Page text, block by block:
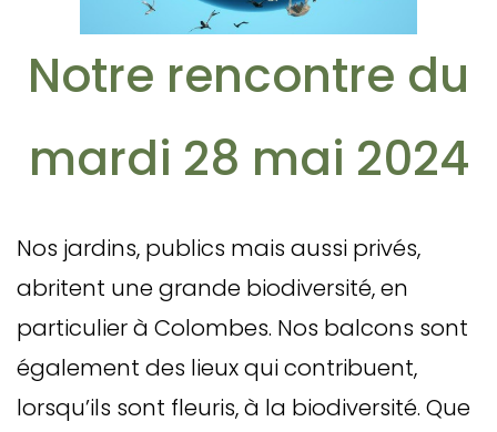
Notre rencontre du
mardi 28 mai 2024
Nos jardins, publics mais aussi privés,
abritent une grande biodiversité, en
particulier à Colombes. Nos balcons sont
également des lieux qui contribuent,
lorsqu’ils sont fleuris, à la biodiversité. Que